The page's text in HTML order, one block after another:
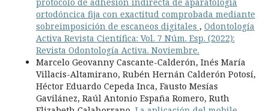
ortodóncica fija con exactitud comprobada mediante
sobreimposición de escaneos digitales , Odontología
Activa Revista Científica: Vol. 7 Núm. Esp. (2022):
Revista Odontología Activa. Noviembre.
Marcelo Geovanny Cascante-Calderón, Inés María
Villacis-Altamirano, Rubén Hernán Calderón Potosí,
Héctor Eduardo Cepeda Inca, Fausto Mesías
Gavilánez, Raúl Antonio España Romero, Ruth